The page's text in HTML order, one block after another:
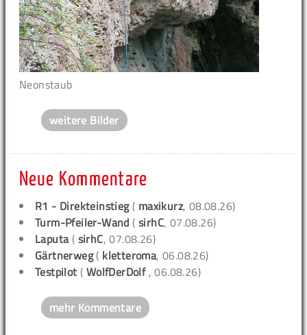
Neonstaub
weitere Bilder
Neue Kommentare
R1 - Direkteinstieg( maxikurz, 08.08.26)
Turm-Pfeiler-Wand (sirhC, 07.08.26)
Laputa( sirhC, 07.08.26)
Gärtnerweg( kletteroma, 06.08.26)
Testpilot ( WolfDerDolf , 06.08.26)
mehr Kommentare